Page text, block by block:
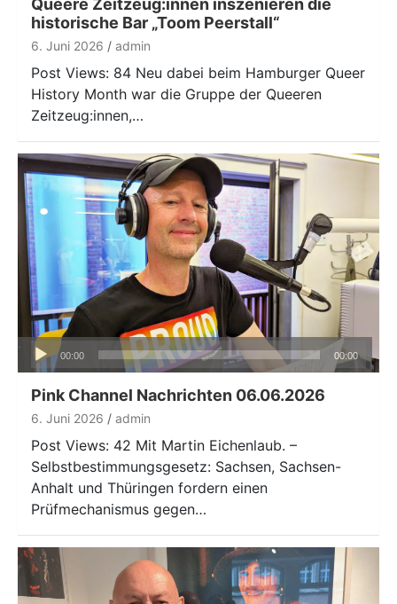
Queere Zeitzeug:innen inszenieren die
historische Bar „Toom Peerstall“
6. Juni 2026 admin
Post Views: 84 Neu dabei beim Hamburger Queer
History Month war die Gruppe der Queeren
Zeitzeug:innen,…
Audio-
Player
00:00 00:00
Pink Channel Nachrichten 06.06.2026
6. Juni 2026 admin
Post Views: 42 Mit Martin Eichenlaub. –
Selbstbestimmungsgesetz: Sachsen, Sachsen-
Anhalt und Thüringen fordern einen
Prüfmechanismus gegen…